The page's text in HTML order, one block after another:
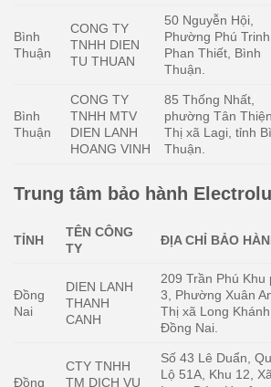
Bình
Thuận
CONG TY
TNHH DIEN
TU THUAN
50 Nguyễn Hội,
Phường Phú Trinh,
Phan Thiết, Bình
Thuận.
Bình
Thuận
CONG TY
TNHH MTV
DIEN LANH
HOANG VINH
85 Thống Nhất,
phường Tân Thiện,
Thị xã Lagi, tỉnh
Thuận.
Trung tâm bảo hành
TỈNH
TÊN CÔNG
TY
ĐỊA CHỈ BẢO
Đồng
Nai
DIEN LANH
THANH
CANH
209 Trần Phú Khu
3, Phường Xuân
Thị xã Long Khánh,
Đồng Nai.
Đồng
CTY TNHH
TM DICH VU
Số 43 Lê Duẩn,
Lộ 51A, Khu 12, Xã